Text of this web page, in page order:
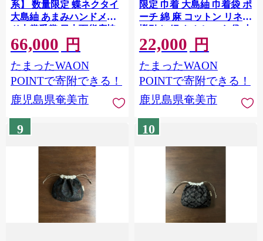
系】 数量限定 蝶ネクタイ
大島紬 あまみハンドメイ
ド大賞受賞 日本百貨店協
会会長賞受賞 蝶 ネクタイ
絹 シルク 金具 真鍮 メンズ
ファッション おしゃれ 手
作り 小物 結婚式 新郎 演奏
ト 贈答 ギフト 伝統工芸品
66,000 円
たまったWAON
POINTで寄附できる！
鹿児島県奄美市
限定 巾着 大島紬 巾着袋 ポ
ーチ 綿 麻 コットン リネン
蝋引き 紐 きんちゃく 袋 小
物入れ メンズ レディース
ファッション 可愛い ぽっ
てり かわいい おしゃれ 手
作り 小物 小さい 手のひら
フト 伝統工芸品 鹿児島 奄
22,000 円
たまったWAON
POINTで寄附できる！
鹿児島県奄美市
9 10